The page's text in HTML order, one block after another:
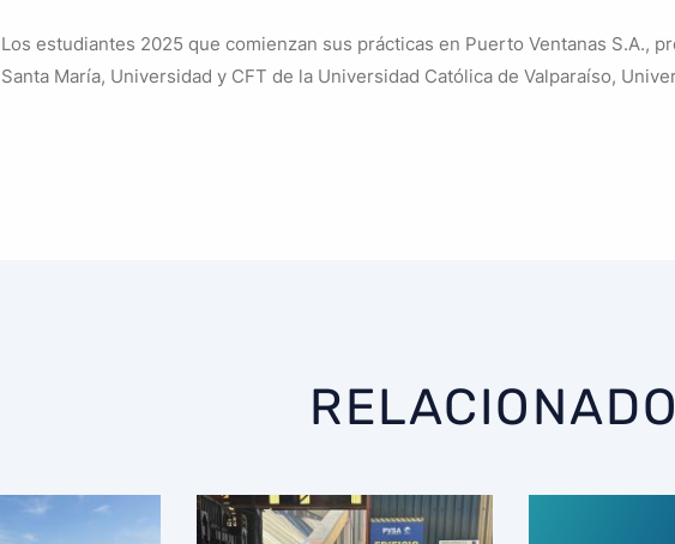
Los estudiantes 2025 que comienzan sus prácticas en Puerto Ventanas S.A.,
Santa María, Universidad y CFT de la Universidad Católica de Valparaíso,